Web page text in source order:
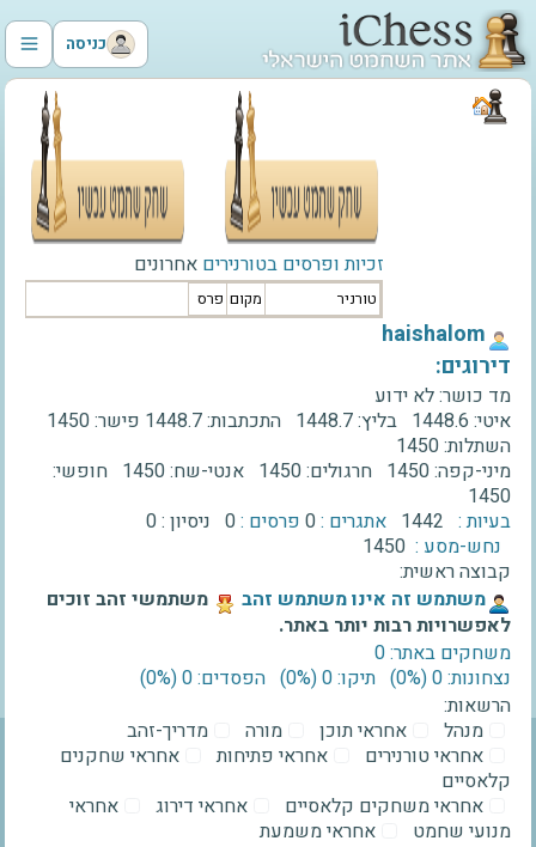
כניסה
זכיות ופרסים בטורנירים אחרונים
טורניר מקום פרס
‫haishalom‬
דירוגים:
מד כושר:לא ידוע
איטי: 1448.6 בליץ:1448.7 התכתבות:1448.7 פישר:1450
השתלות:1450
מיני-קפה:1450 חרגולים:1450 אנטי-שח:1450 חופשי:
1450
בעיות : 1442 אתגרים :0 פרסים :0 ניסיון :0
נחש-מסע : 1450
קבוצה ראשית:
‫משתמש זה אינו משתמש זהב‬
משתמשי זהב זוכים
לאפשרויות רבות יותר באתר.
משחקים באתר: 0
נצחונות: 0 ‫(0%)‬
תיקו: 0 ‫(0%)‬
הפסדים: 0 ‫(0%)‬
הרשאות:
מנהל
אחראי תוכן מורה
מדריך-זהב
אחראי טורנירים
אחראי פתיחות
אחראי שחקנים
קלאסיים
אחראי משחקים קלאסיים
אחראי דירוג
אחראי
מנועי שחמט
אחראי משמעת